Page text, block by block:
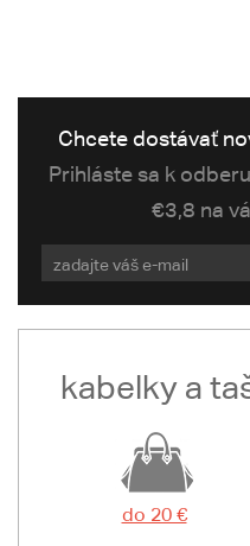
Chcete dostávať
Prihláste sa k
€3,8 na
kabelky a
do 20 €